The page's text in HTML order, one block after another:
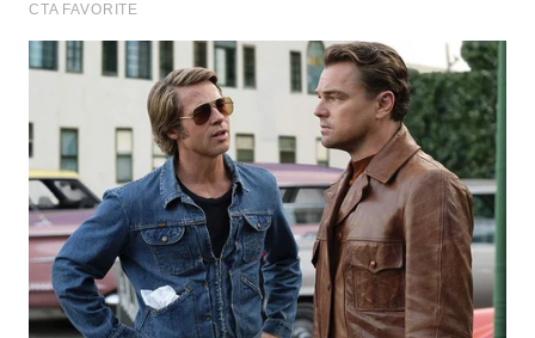
Group
WAHANA
NEWS
WAHANA
TANI